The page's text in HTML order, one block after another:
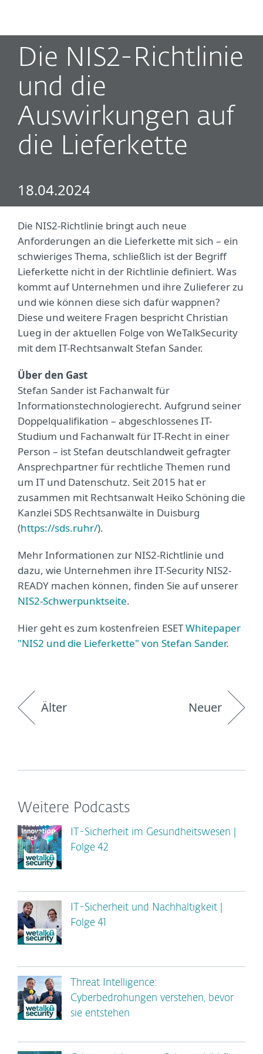
Die NIS2-Richtlinie
und die
Auswirkungen auf
die Lieferkette
18.04.2024
Die NIS2-Richtlinie bringt auch neue
Anforderungen an die Lieferkette mit sich – ein
schwieriges Thema, schließlich ist der Begriff
Lieferkette nicht in der Richtlinie definiert. Was
kommt auf Unternehmen und ihre Zulieferer zu
und wie können diese sich dafür wappnen?
Diese und weitere Fragen bespricht Christian
Lueg in der aktuellen Folge von WeTalkSecurity
mit dem IT-Rechtsanwalt Stefan Sander.
Über den Gast
Stefan Sander ist Fachanwalt für
Informationstechnologierecht. Aufgrund seiner
Doppelqualifikation – abgeschlossenes IT-
Studium und Fachanwalt für IT-Recht in einer
Person – ist Stefan deutschlandweit gefragter
Ansprechpartner für rechtliche Themen rund
um IT und Datenschutz. Seit 2015 hat er
zusammen mit Rechtsanwalt Heiko Schöning die
Kanzlei SDS Rechtsanwälte in Duisburg
(https://sds.ruhr/).
Mehr Informationen zur NIS2-Richtlinie und
dazu, wie Unternehmen ihre IT-Security NIS2-
READY machen können, finden Sie auf unserer
NIS2-Schwerpunktseite.
Hier geht es zum kostenfreien ESETWhitepaper
"NIS2 und die Lieferkette" von Stefan Sander.
Älter Neuer
Weitere Podcasts
IT-Sicherheit im Gesundheitswesen |
Folge 42
IT-Sicherheit und Nachhaltigkeit |
Folge 41
Threat Intelligence:
Cyberbedrohungen verstehen, bevor
sie entstehen